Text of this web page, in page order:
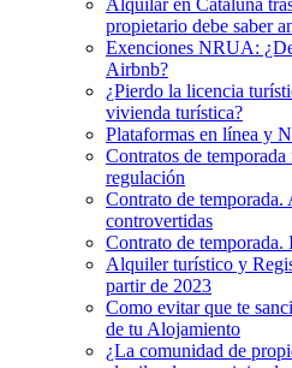
Alquilar en Cataluña
propietario debe saber
Exenciones NRUA:
Airbnb?
¿Pierdo la licencia
vivienda turística?
Plataformas en línea y
Contratos de
regulación
Contrato de temporada.
controvertidas
Contrato de temporada.
Alquiler turístico y
partir de 2023
Como evitar que te
de tu Alojamiento
¿La comunidad de